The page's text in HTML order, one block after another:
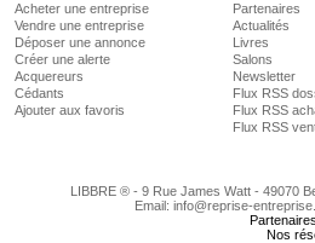
Acheter une entreprise
Vendre une entreprise
Déposer une annonce
Créer une alerte
Acquereurs
Cédants
Ajouter aux favoris
Partenaires
Actualités
Livres
Salons
Newsletter
Flux RSS
Flux RSS
Flux RSS
LIBBRE ® - 9 Rue James Watt - 49070
Email: info@reprise-
Nos